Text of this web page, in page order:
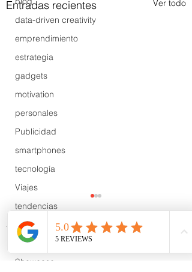
data-driven creativity
emprendimiento
estrategia
gadgets
motivation
personales
Publicidad
smartphones
tecnología
Viajes
tendencias
Wow
B2B
Showcase
Entradas recientes Ver todo
Comentarios